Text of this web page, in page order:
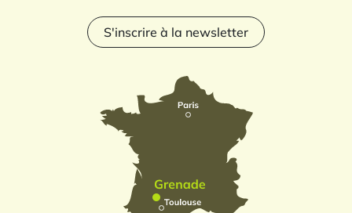
S'inscrire à la newsletter